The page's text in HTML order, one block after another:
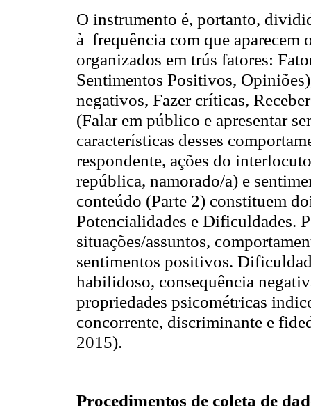
O instrumento é, portanto,
à frequência com que aparecem
organizados em trús fatores:
Sentimentos Positivos,
negativos, Fazer críticas,
(Falar em público e apresentar
características desses
respondente, ações do
república, namorado/a) e
conteúdo (Parte 2) constituem
Potencialidades e Dificuldades.
situações/assuntos,
sentimentos positivos.
habilidoso, consequência
propriedades psicométricas
concorrente, discriminante e
2015).
Procedimentos de coleta de